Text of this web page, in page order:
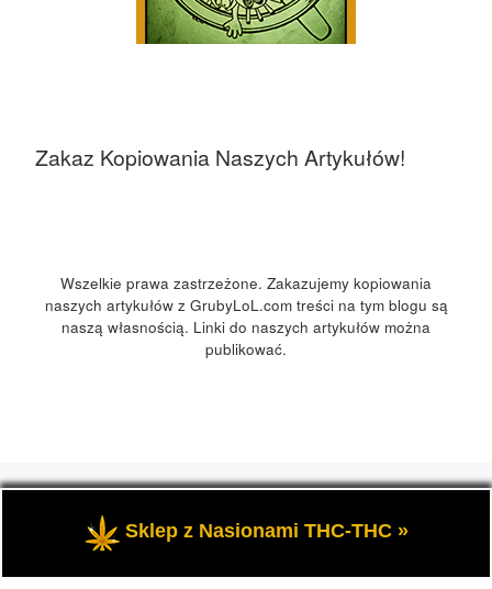
Zakaz Kopiowania Naszych Artykułów!
Wszelkie prawa zastrzeżone. Zakazujemy kopiowania
naszych artykułów z GrubyLoL.com treści na tym blogu są
naszą własnością. Linki do naszych artykułów można
publikować.
Przedstawia informacje o marihuanie, czyli cannabis blog,
kuchnia konopna i wiele innych.
Sklep z Nasionami THC-THC »